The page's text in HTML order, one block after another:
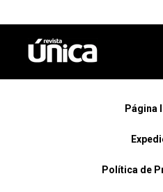
Página
Política de